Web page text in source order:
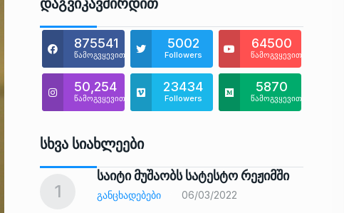
Დაგვიკავშირდით
875541
წამოგვყევით
5002
Followers
64500
წამოგვყევით
50,254
წამოგვყევით
23434
Followers
5870
წამოგვყევით
Სხვა Სიახლეები
1
საიტი მუშაობს სატესტო რეჟიმში
ᲒᲐᲜᲪᲮᲐᲓᲔᲑᲔᲑᲘ 06/03/2022